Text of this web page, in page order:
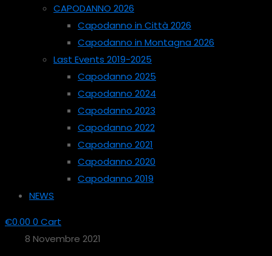
CAPODANNO 2026
Capodanno in Città 2026
Capodanno in Montagna 2026
Last Events 2019-2025
Capodanno 2025
Capodanno 2024
Capodanno 2023
Capodanno 2022
Capodanno 2021
Capodanno 2020
Capodanno 2019
NEWS
€0.00 0 Cart
8 Novembre 2021